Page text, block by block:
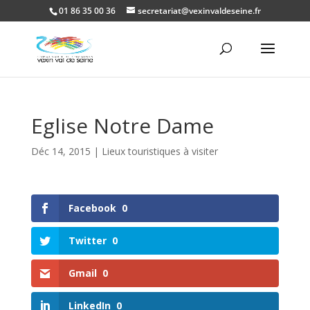
01 86 35 00 36 secretariat@vexinvaldeseine.fr
Eglise Notre Dame
Déc 14, 2015 | Lieux touristiques à visiter
Facebook 0
Twitter 0
Gmail 0
LinkedIn 0